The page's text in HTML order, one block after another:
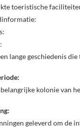
toeristische
lange geschiedenis
kolonie van
geleverd om de